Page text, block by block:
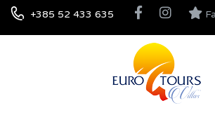
+385 52 433 635